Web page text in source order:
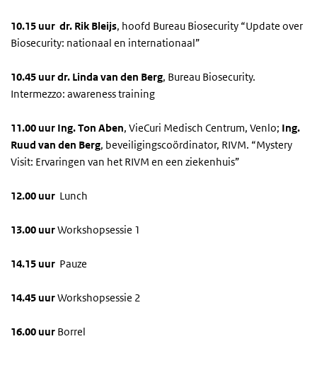
10.15 uur dr. Rik Bleijs, hoofd Bureau Biosecurity “Update over
Biosecurity: nationaal en internationaal”
10.45 uurdr. Linda van den Berg, Bureau Biosecurity.
Intermezzo: awareness training
11.00 uur Ing. Ton Aben, VieCuri Medisch Centrum, Venlo; Ing.
Ruud van den Berg, beveiligingscoördinator, RIVM. “Mystery
Visit: Ervaringen van het RIVM en een ziekenhuis”
12.00 uur Lunch
13.00 uurWorkshopsessie 1
14.15 uur Pauze
14.45 uurWorkshopsessie 2
16.00 uur Borrel